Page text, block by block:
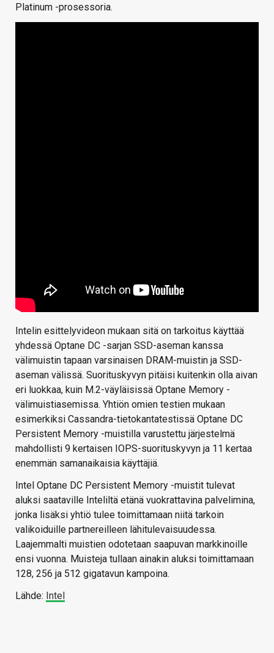
Platinum -prosessoria.
Intelin esittelyvideon mukaan sitä on tarkoitus käyttää
yhdessä Optane DC -sarjan SSD-aseman kanssa
välimuistin tapaan varsinaisen DRAM-muistin ja SSD-
aseman välissä. Suorituskyvyn pitäisi kuitenkin olla aivan
eri luokkaa, kuin M.2-väyläisissä Optane Memory -
välimuistiasemissa. Yhtiön omien testien mukaan
esimerkiksi Cassandra-tietokantatestissä Optane DC
Persistent Memory -muistilla varustettu järjestelmä
mahdollisti 9 kertaisen IOPS-suorituskyvyn ja 11 kertaa
enemmän samanaikaisia käyttäjiä.
Intel Optane DC Persistent Memory -muistit tulevat
aluksi saataville Inteliltä etänä vuokrattavina palvelimina,
jonka lisäksi yhtiö tulee toimittamaan niitä tarkoin
valikoiduille partnereilleen lähitulevaisuudessa.
Laajemmalti muistien odotetaan saapuvan markkinoille
ensi vuonna. Muisteja tullaan ainakin aluksi toimittamaan
128, 256 ja 512 gigatavun kampoina.
Lähde: Intel